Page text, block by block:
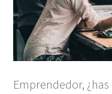
Emprendedor,